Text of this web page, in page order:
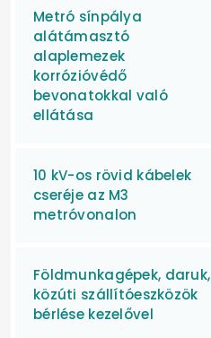
Metró sínpálya
alátámasztó
alaplemezek
korrózióvédő
bevonatokkal való
ellátása
10 kV-os rövid kábelek
cseréje az M3
metróvonalon
Földmunkagépek, daruk,
közúti szállítóeszközök
bérlése kezelővel